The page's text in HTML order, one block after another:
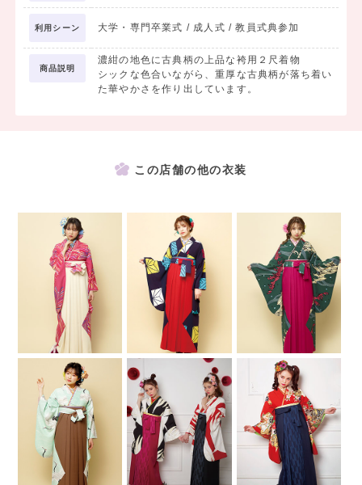
利用シーン 大学・専門卒業式 / 成人式 / 教員式典参加
商品説明
濃紺の地色に古典柄の上品な袴用２尺着物
シックな色合いながら、重厚な古典柄が落ち着い
た華やかさを作り出しています。
この店舗の他の衣装